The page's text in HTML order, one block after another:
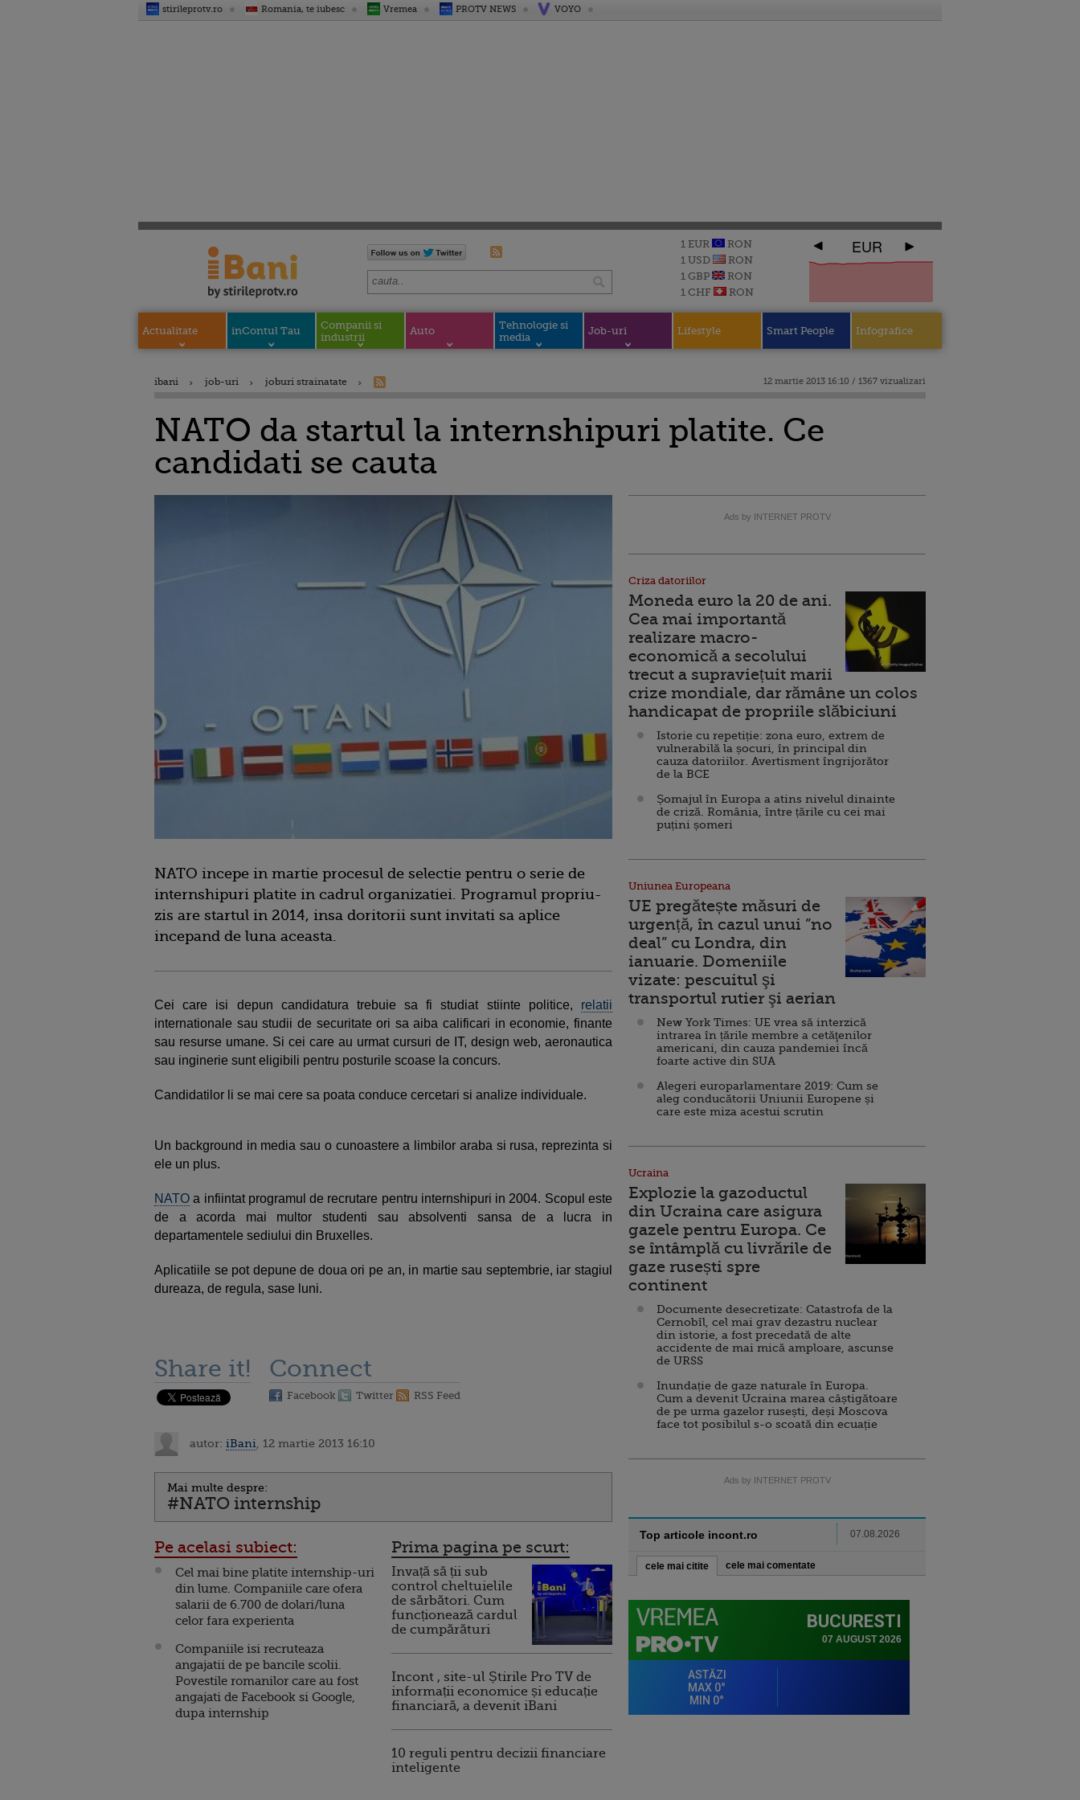
stirileprotv.ro Romania, te iubesc Vremea PROTV NEWS VOYO
1 EUR
RON
1 USD
RON
1 GBP
RON
1 CHF
RON
EUR
Actualitate inContul Tau
Companii si
industrii
Auto
Tehnologie si
media
Job-uri Lifestyle Smart People Infografice
ibani job-uri joburi strainatate 12 martie 2013 16:10 / 1367 vizualizari
NATO da startul la internshipuri platite. Ce
candidati se cauta
NATO incepe in martie procesul de selectie pentru o serie de
internshipuri platite in cadrul organizatiei. Programul propriu-
zis are startul in 2014, insa doritorii sunt invitati sa aplice
incepand de luna aceasta.
Cei care isi depun candidatura trebuie sa fi studiat stiinte politice, relatii
internationale sau studii de securitate ori sa aiba calificari in economie, finante
sau resurse umane. Si cei care au urmat cursuri de IT, design web, aeronautica
sau inginerie sunt eligibili pentru posturile scoase la concurs.
Candidatilor li se mai cere sa poata conduce cercetari si analize individuale.
Un background in media sau o cunoastere a limbilor araba si rusa, reprezinta si
ele un plus.
NATO a infiintat programul de recrutare pentru internshipuri in 2004. Scopul este
de a acorda mai multor studenti sau absolventi sansa de a lucra in
departamentele sediului din Bruxelles.
Aplicatiile se pot depune de doua ori pe an, in martie sau septembrie, iar stagiul
dureaza, de regula, sase luni.
Share it! Connect
Facebook Twitter RSS Feed
autor: iBani , 12 martie 2013 16:10
Mai multe despre:
#NATO internship
Pe acelasi subiect:
Cel mai bine platite internship-uri
din lume. Companiile care ofera
salarii de 6.700 de dolari/luna
celor fara experienta
Companiile isi recruteaza
angajatii de pe bancile scolii.
Povestile romanilor care au fost
angajati de Facebook si Google,
dupa internship
Prima pagina pe scurt:
Invață să ții sub
control cheltuielile
de sărbători. Cum
funcționează cardul
de cumpărături
Incont , site-ul Știrile Pro TV de
informații economice și educație
financiară, a devenit iBani
10 reguli pentru decizii financiare
inteligente
Ads by INTERNET PROTV
Criza datoriilor
Moneda euro la 20 de ani.
Cea mai importantă
realizare macro-
economică a secolului
trecut a supraviețuit marii
crize mondiale, dar rămâne un colos
handicapat de propriile slăbiciuni
Istorie cu repetiție: zona euro, extrem de
vulnerabilă la șocuri, în principal din
cauza datoriilor. Avertisment îngrijorător
de la BCE
Șomajul în Europa a atins nivelul dinainte
de criză. România, între țările cu cei mai
puțini șomeri
Uniunea Europeana
UE pregătește măsuri de
urgență, în cazul unui ”no
deal” cu Londra, din
ianuarie. Domeniile
vizate: pescuitul şi
transportul rutier şi aerian
New York Times: UE vrea să interzică
intrarea în țările membre a cetăţenilor
americani, din cauza pandemiei încă
foarte active din SUA
Alegeri europarlamentare 2019: Cum se
aleg conducătorii Uniunii Europene și
care este miza acestui scrutin
Ucraina
Explozie la gazoductul
din Ucraina care asigura
gazele pentru Europa. Ce
se întâmplă cu livrările de
gaze rusești spre
continent
Documente desecretizate: Catastrofa de la
Cernobîl, cel mai grav dezastru nuclear
din istorie, a fost precedată de alte
accidente de mai mică amploare, ascunse
de URSS
Inundație de gaze naturale în Europa.
Cum a devenit Ucraina marea câștigătoare
de pe urma gazelor rusești, deși Moscova
face tot posibilul s-o scoată din ecuație
Ads by INTERNET PROTV
Top articole incont.ro 07.08.2026
cele mai citite cele mai comentate